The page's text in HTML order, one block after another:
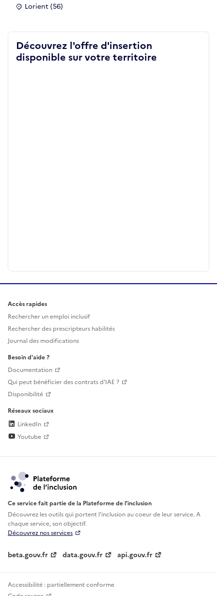
Lorient (56)
Découvrez l'offre d'insertion
disponible sur votre territoire
Accès rapides
Rechercher un emploi inclusif
Rechercher des prescripteurs habilités
Journal des modifications
Besoin d'aide ?
Documentation
Qui peut bénéficier des contrats d'IAE ?
Disponibilité
Réseaux sociaux
LinkedIn
Youtube
Ce service fait partie de la Plateforme de l’inclusion
Découvrez les outils qui portent l'inclusion aucoeur de leur service. A
chaque service, son objectif.
Découvrez nos services
beta.gouv.fr data.gouv.fr api.gouv.fr
Accessibilité : partiellement conforme